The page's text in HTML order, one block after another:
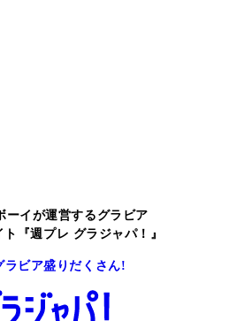
ーイが運営するグラビア
『週プレ グラジャパ！』
ラビア盛りだくさん!